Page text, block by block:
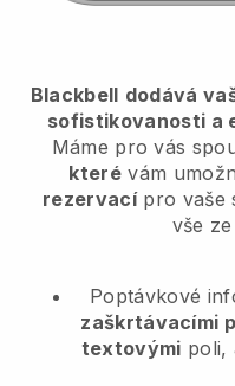
Blackbell dodává
sofistikovanosti a
Máme pro vás
které vám
rezervací pro vaše
vše
Poptávkové
zaškrtávacími
textovými poli,